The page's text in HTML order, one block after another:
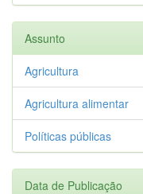
Assunto
Agricultura
Agricultura alimentar
Políticas públicas
Data de Publicação